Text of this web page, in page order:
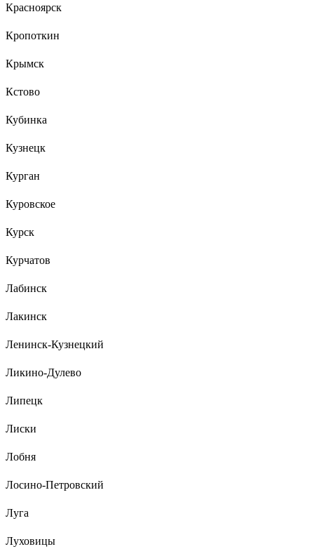
Красноярск
Кропоткин
Крымск
Кстово
Кубинка
Кузнецк
Курган
Куровское
Курск
Курчатов
Лабинск
Лакинск
Ленинск-Кузнецкий
Ликино-Дулево
Липецк
Лиски
Лобня
Лосино-Петровский
Луга
Луховицы